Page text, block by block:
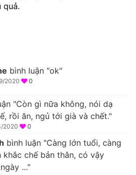
quả.
bình luận "ok"
2020 0
"Còn gì nữa không, nói dạ
rồi ăn, ngủ tới già và chết."
2020 0
bình luận "Càng lớn tuổi, càng
khắc chế bản thân, có vậy
..."